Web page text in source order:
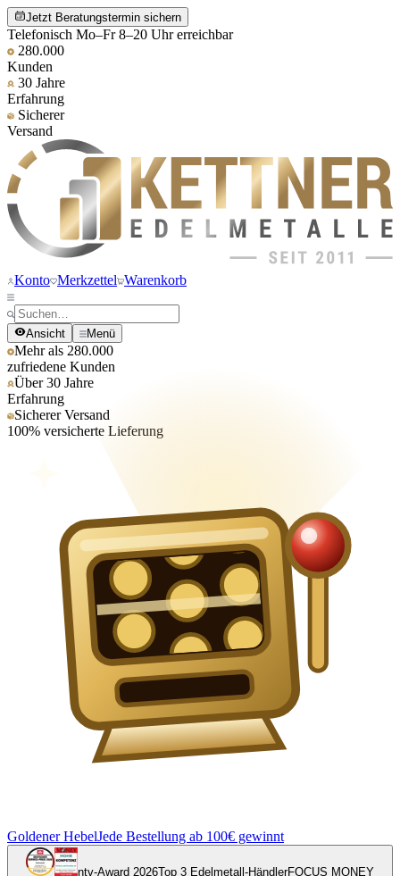
Jetzt Beratungstermin sichern
Telefonisch Mo–Fr 8–20 Uhr erreichbar
280.000
Kunden
30 Jahre
Erfahrung
Sicherer
Versand
Konto Merkzettel Warenkorb
Ansicht Menü
Mehr als 280.000
zufriedene Kunden
Über 30 Jahre
Erfahrung
Sicherer Versand
100% versicherte Lieferung
Goldener HebelJede Bestellung ab 100€ gewinnt
ntv-Award 2026Top 3 Edelmetall-HändlerFOCUS MONEY